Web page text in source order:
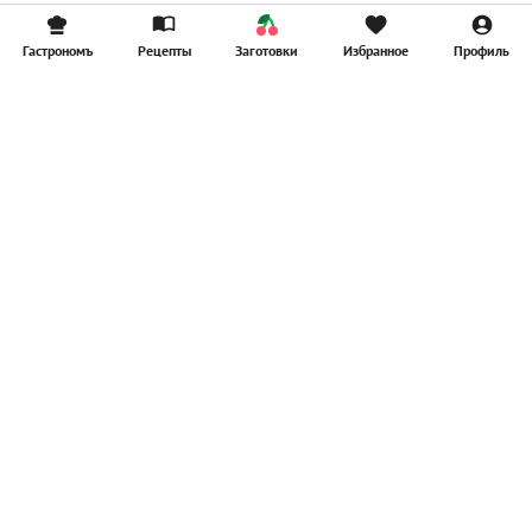
Гастрономъ Рецепты Заготовки Избранное Профиль